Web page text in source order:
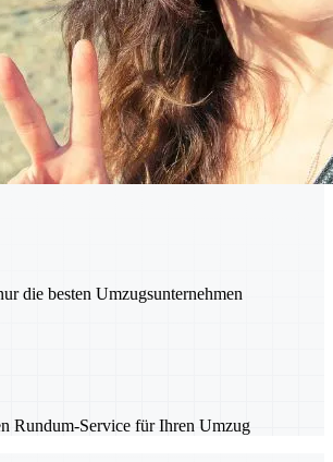
die besten Umzugsunternehmen
Rundum-Service für Ihren Umzug